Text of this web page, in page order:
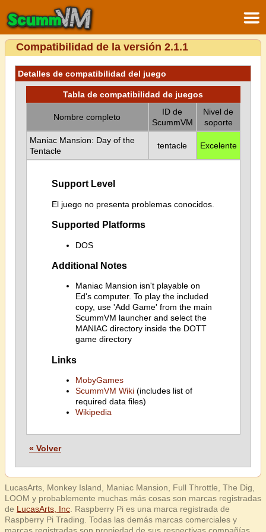
Compatibilidad de la versión 2.1.1
Detalles de compatibilidad del juego
Tabla de compatibilidad de juegos
Nombre completo
ID de
ScummVM
Nivel de
soporte
Maniac Mansion: Day of the
Tentacle
tentacle Excelente
Support Level
El juego no presenta problemas conocidos.
Supported Platforms
DOS
Additional Notes
Maniac Mansion isn't playable on
Ed's computer. To play the included
copy, use 'Add Game' from the main
ScummVM launcher and select the
MANIAC directory inside the DOTT
game directory
Links
MobyGames
ScummVM Wiki(includes list of
required data files)
Wikipedia
« Volver
LucasArts, Monkey Island, Maniac Mansion, Full Throttle, The Dig,
LOOM y probablemente muchas más cosas son marcas registradas
de LucasArts, Inc . Raspberry Pi es una marca registrada de
Raspberry Pi Trading. Todas las demás marcas comerciales y